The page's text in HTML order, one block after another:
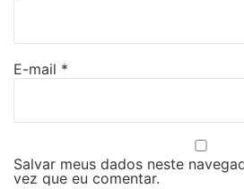
E-mail *
Salvar meus dados neste
vez que eu comentar.